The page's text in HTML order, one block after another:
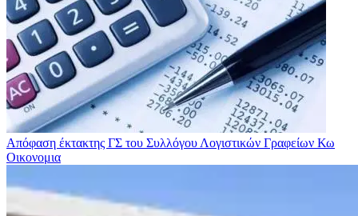
Απόφαση έκτακτης ΓΣ του Συλλόγου Λογιστικών Γραφείων Κω
Οικονομια